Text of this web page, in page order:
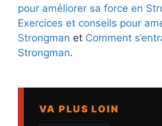
pour améliorer sa force en
Exercices et conseils pour
Strongman et Comment
Strongman.
VA PLUS LOIN